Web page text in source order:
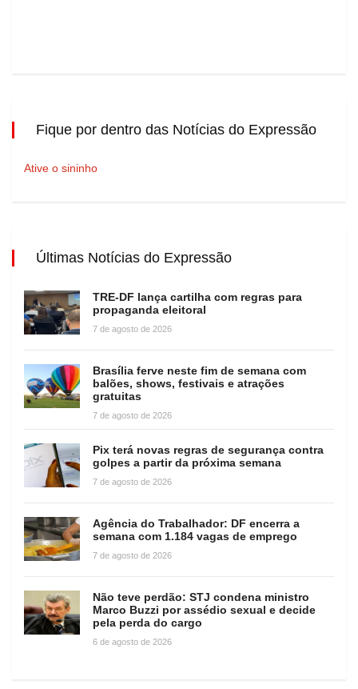
Fique por dentro das Notícias do Expressão
Ative o sininho
Últimas Notícias do Expressão
TRE-DF lança cartilha com regras para
propaganda eleitoral
7 de agosto de 2026
Brasília ferve neste fim de semana com
balões, shows, festivais e atrações
gratuitas
7 de agosto de 2026
Pix terá novas regras de segurança contra
golpes a partir da próxima semana
7 de agosto de 2026
Agência do Trabalhador: DF encerra a
semana com 1.184 vagas de emprego
7 de agosto de 2026
Não teve perdão: STJ condena ministro
Marco Buzzi por assédio sexual e decide
pela perda do cargo
6 de agosto de 2026